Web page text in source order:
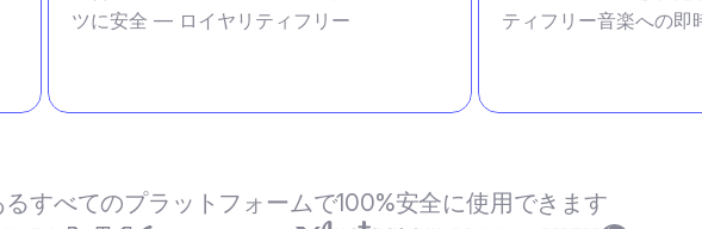
ツに安全 — ロイヤリティフリー
ティフリー音楽への即
るすべてのプラットフォームで100%安全に使用できます